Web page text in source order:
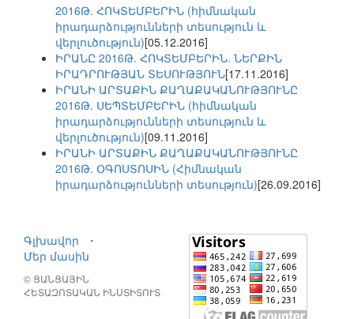
2016Թ. ՀՈԿՏԵՄԲԵՐԻՆ (հիմնական
իրադարձությունների տեսություն և
վերլուծություն)[05.12.2016]
ԻՐԱՆԸ 2016Թ. ՀՈԿՏԵՄԲԵՐԻՆ. ՆԵՐՔԻՆ
ԻՐԱԴՐՈՒԹՅԱՆ ՏԵՍՈՒԹՅՈՒՆ[17.11.2016]
ԻՐԱՆԻ ԱՐՏԱՔԻՆ ՔԱՂԱՔԱԿԱՆՈՒԹՅՈՒՆԸ
2016Թ. ՍԵՊՏԵՄԲԵՐԻՆ (հիմնական
իրադարձությունների տեսություն և
վերլուծություն)[09.11.2016]
ԻՐԱՆԻ ԱՐՏԱՔԻՆ ՔԱՂԱՔԱԿԱՆՈՒԹՅՈՒՆԸ
2016Թ. ՕԳՈՍՏՈՍԻՆ (Հիմնական
իրադարձությունների տեսություն)[26.09.2016]
Գլխավոր
⋅
Մեր մասին
© ՑԱՆՑԱՅԻՆ
ՀԵՏԱԶՈՏԱԿԱՆ ԻՆՍՏԻՏՈՒՏ